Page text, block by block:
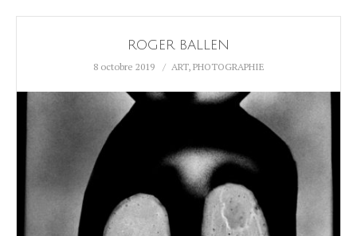
ROGER BALLEN
8 octobre 2019 ART, PHOTOGRAPHIE